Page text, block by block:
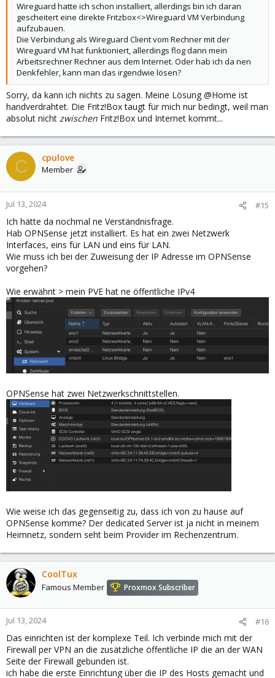
Wireguard hatte ich schon installiert, allerdings bin ich daran
gescheitert eine direkte Fritzbox<>Wireguard VM Verbindung
aufzubauen.
Die Verbindung als Wireguard Client vom Rechner mit der
Wireguard VM hat funktioniert, allerdings flog dann mein
Arbeitsrechner Rechner aus dem Internet. Oder hab ich da nen
Denkfehler, kann man das irgendwie lösen?
Sorry, da kann ich nichts zu sagen. Meine Lösung @Home ist
handverdrahtet. Die Fritz!Box taugt für mich nur bedingt, weil man
absolut nicht zwischen Fritz!Box und Internet kommt...
C cpulove
Member
Jul 13, 2024 #15
Ich hätte da nochmal ne Verständnisfrage.
Hab OPNSense jetzt installiert. Es hat ein zwei Netzwerk
Interfaces, eins für LAN und eins für LAN.
Wie muss ich bei der Zuweisung der IP Adresse im OPNSense
vorgehen?
Wie erwähnt > mein PVE hat ne öffentliche IPv4
OPNSense hat zwei Netzwerkschnittstellen.
Wie weise ich das gegenseitig zu, dass ich von zu hause auf
OPNSense komme? Der dedicated Server ist ja nicht in meinem
Heimnetz, sondern seht beim Provider im Rechenzentrum.
CoolTux
Famous Member Proxmox Subscriber
Jul 13, 2024 #16
Das einrichten ist der komplexe Teil. Ich verbinde mich mit der
Firewall per VPN an die zusätzliche öffentliche IP die an der WAN
Seite der Firewall gebunden ist.
ich habe die erste Einrichtung über die IP des Hosts gemacht und